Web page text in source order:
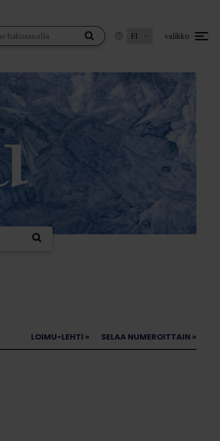
valikko
LOIMU-LEHTI » SELAA NUMEROITTAIN »